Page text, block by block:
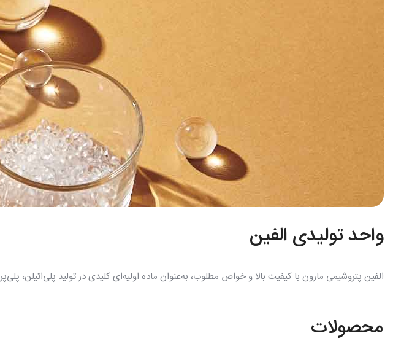
واحد تولیدی الفین
الفین پتروشیمی مارون با کیفیت بالا و خواص مطلوب، به‌عنوان ماده اولیه‌ای کلیدی در تولید پلی‌اتیلن،
محصولات